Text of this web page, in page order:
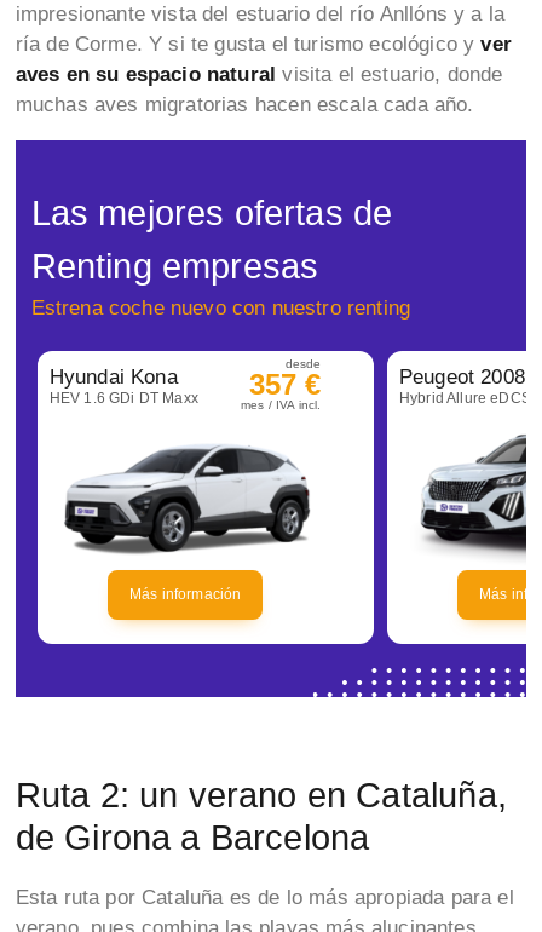
impresionante vista del estuario del río Anllóns y a la
ría de Corme. Y si te gusta el turismo ecológico yver
aves en su espacio natural visita el estuario, donde
muchas aves migratorias hacen escala cada año.
Las mejores ofertas de
Renting empresas
Estrena coche nuevo con nuestro renting
Hyundai Kona
HEV 1.6 GDi DT Maxx
desde
357 €
mes / IVA incl.
Más información
Peugeot 2008
Hybrid Allure eDCS6
Más
Ruta 2: un verano en Cataluña,
de Girona a Barcelona
Esta ruta por Cataluña es de lo más apropiada para el
verano, pues combina las playas más alucinantes,